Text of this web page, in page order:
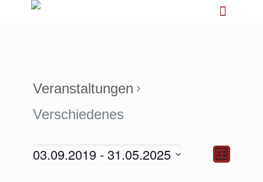
Veranstaltungen
Verschiedenes
Ansichten-
Navigation
Ansichten-
Liste
03.09.2019 - 31.05.2025